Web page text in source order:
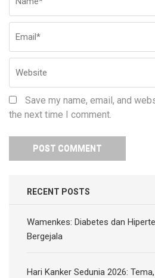
Save my name, email, and
the next time I comment.
RECENT POSTS
Wamenkes: Diabetes dan
Bergejala
Hari Kanker Sedunia 2026: